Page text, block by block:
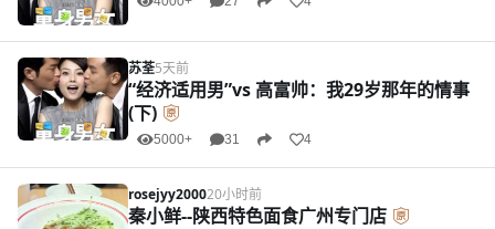
苏荃5天前
“经济适用男”vs 高富帅：我29岁那年的情事
(下)
5000+ 31 4
rosejyy200020小时前
秦小鲜--陕西特色面食广州专门店